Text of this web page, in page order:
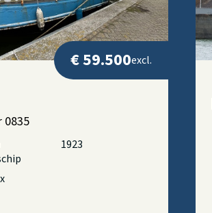
€ 59.500excl.
0835
1923